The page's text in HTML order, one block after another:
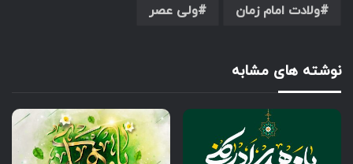
ولادت امام زمان
ولی عصر
نوشته های مشابه